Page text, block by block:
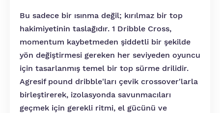
Bu sadece bir ısınma değil; kırılmaz bir top
hakimiyetinin taslağıdır. 1 Dribble Cross,
momentum kaybetmeden şiddetli bir şekilde
yön değiştirmesi gereken her seviyeden oyuncu
için tasarlanmış temel bir top sürme drilidir.
Agresif pound dribble'ları çevik crossover'larla
birleştirerek, izolasyonda savunmacıları
geçmek için gerekli ritmi, el gücünü ve